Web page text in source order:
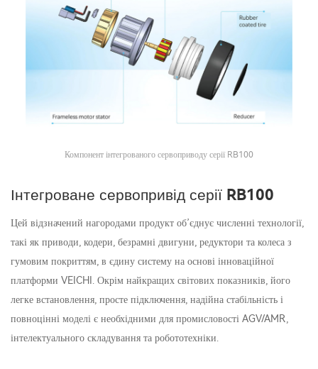
Компонент інтегрованого сервоприводу серії RB100
Інтегроване сервопривід серії RB100
Цей відзначений нагородами продукт об’єднує численні технології,
такі як приводи, кодери, безрамні двигуни, редуктори та колеса з
гумовим покриттям, в єдину систему на основі інноваційної
платформи VEICHI. Окрім найкращих світових показників, його
легке встановлення, просте підключення, надійна стабільність і
повноцінні моделі є необхідними для промисловості AGV/AMR,
інтелектуального складування та робототехніки.